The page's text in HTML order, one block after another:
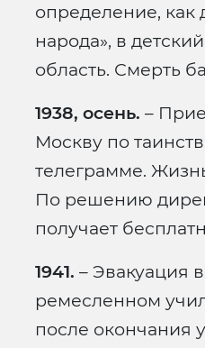
определение, как
народа», в
область. Смерть
1938, осень. –
Москву по
телеграмме.
По решению
получает
1941. – Эвакуация
ремесленном
после окончания